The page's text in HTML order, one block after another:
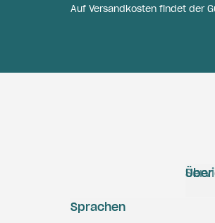
Auf Versandkosten findet der
Sprachen